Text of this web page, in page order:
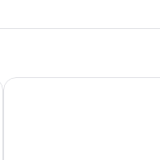
Downtown Grand Las Vegas